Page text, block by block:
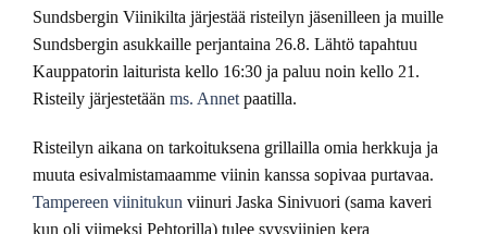
Sundsbergin Viinikilta järjestää risteilyn jäsenilleen ja muille
Sundsbergin asukkaille perjantaina 26.8. Lähtö tapahtuu
Kauppatorin laiturista kello 16:30 ja paluu noin kello 21.
Risteily järjestetään ms. Annet paatilla.
Risteilyn aikana on tarkoituksena grillailla omia herkkuja ja
muuta esivalmistamaamme viinin kanssa sopivaa purtavaa.
Tampereen viinitukun viinuri Jaska Sinivuori (sama kaveri
kun oli viimeksi Pehtorilla) tulee syysviinien kera